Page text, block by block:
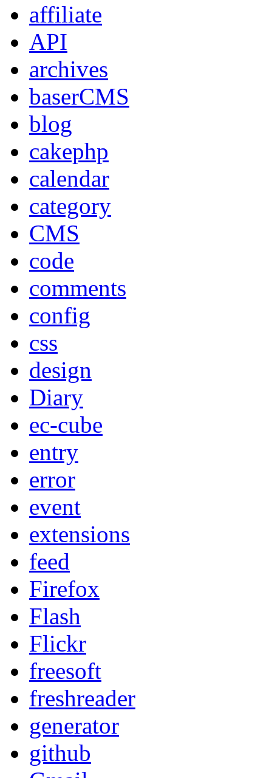
affiliate
API
archives
baserCMS
blog
cakephp
calendar
category
CMS
code
comments
config
css
design
Diary
ec-cube
entry
error
event
extensions
feed
Firefox
Flash
Flickr
freesoft
freshreader
generator
github